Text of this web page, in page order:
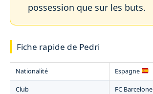
possession que sur les buts.
Fiche rapide de Pedri
Nationalité Espagne
Club FC Barcelone